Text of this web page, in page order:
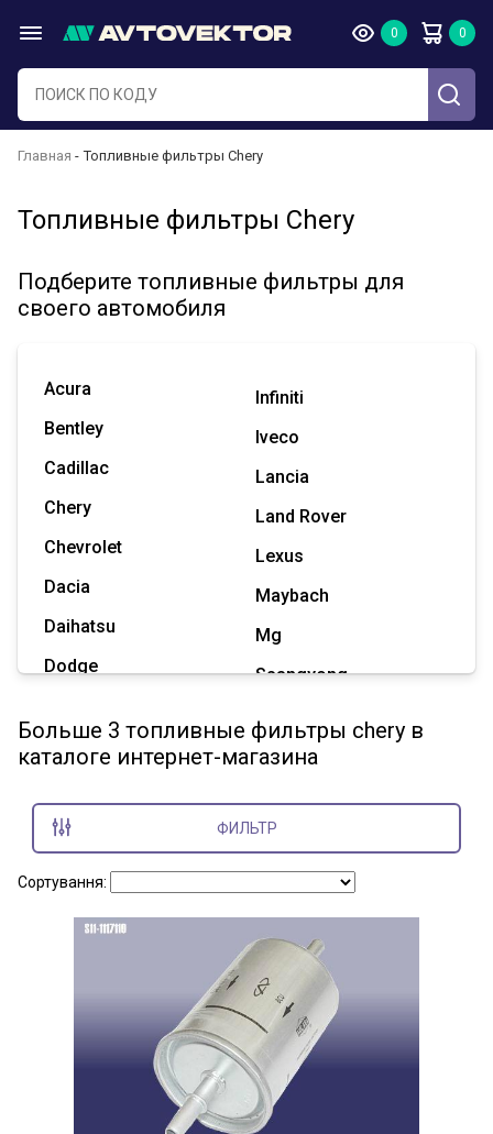
Главная Топливные фильтры Chery
Топливные фильтры Chery
Подберите топливные фильтры для
своего автомобиля
Acura
Bentley
Cadillac
Chery
Chevrolet
Dacia
Daihatsu
Dodge
Great Wall
Hummer
Infiniti
Iveco
Lancia
Land Rover
Lexus
Maybach
Mg
Ssangyong
Tesla
Показать все марки
Больше 3 топливные фильтры chery в
каталоге интернет-магазина
ФИЛЬТР
Сортування: